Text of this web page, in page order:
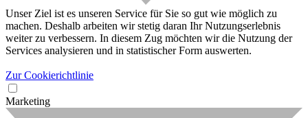
Unser Ziel ist es unseren Service für Sie so gut wie möglich zu
machen. Deshalb arbeiten wir stetig daran Ihr Nutzungserlebnis
weiter zu verbessern. In diesem Zug möchten wir die Nutzung der
Services analysieren und in statistischer Form auswerten.
Zur Cookierichtlinie
Marketing